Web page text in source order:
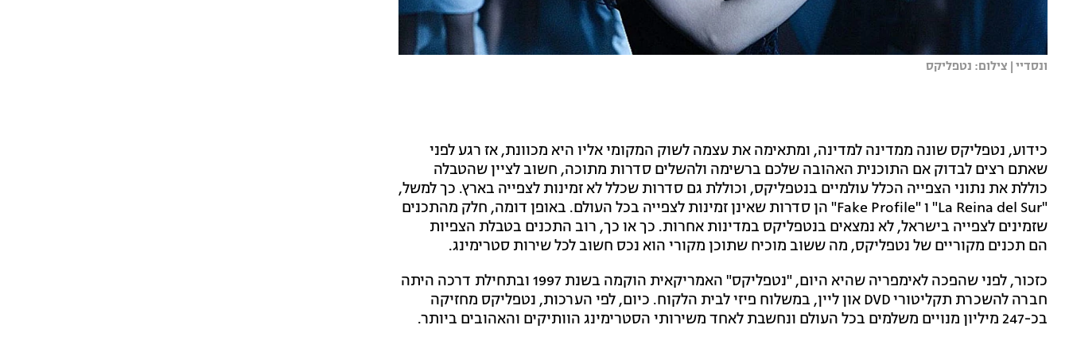
ונסדיי | צילום: נטפליקס
כידוע, נטפליקס שונה ממדינה למדינה, ומתאימה את עצמה לשוק המקומי אליו היא מכוונת, אז רגע לפני
שאתם רצים לבדוק אם התוכנית האהובה שלכם ברשימה ולהשלים סדרות מתוכה, חשוב לציין שהטבלה
כוללת את נתוני הצפייה הכלל עולמיים בנטפליקס, וכוללת גם סדרות שכלל לא זמינות לצפייה בארץ. כך למשל,
"La Reina del Sur" ו "Fake Profile" הן סדרות שאינן זמינות לצפייה בכל העולם. באופן דומה, חלק מהתכנים
שזמינים לצפייה בישראל, לא נמצאים בנטפליקס במדינות אחרות. כך או כך, רוב התכנים בטבלת הצפיות
הם תכנים מקוריים של נטפליקס, מה ששוב מוכיח שתוכן מקורי הוא נכס חשוב לכל שירות סטרימינג.
כזכור, לפני שהפכה לאימפריה שהיא היום, "נטפליקס" האמריקאית הוקמה בשנת 1997 ובתחילת דרכה היתה
חברה להשכרת תקליטורי DVD און ליין, במשלוח פיזי לבית הלקוח. כיום, לפי הערכות, נטפליקס מחזיקה
בכ-247 מיליון מנויים משלמים בכל העולם ונחשבת לאחד משירותי הסטרימינג הוותיקים והאהובים ביותר.